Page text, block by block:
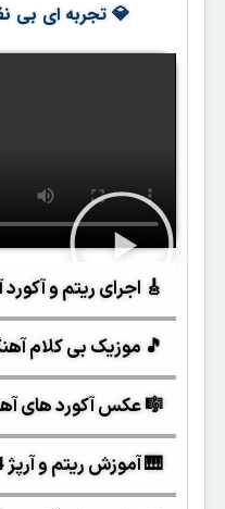
💎 تجربه ای بی
🎸 اجرای ریتم و
🎵 موزیک بی کلام
🎼 عکس آکورد های
🎹 آموزش ریتم و آرپژ 4/4